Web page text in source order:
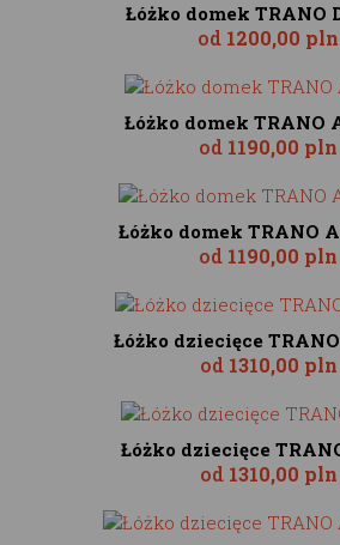
Łóżko domek TRANO
od 1200,00 pln
Łóżko domek TRANO
od 1190,00 pln
Łóżko domek TRANO
od 1190,00 pln
Łóżko dziecięce
od 1310,00 pln
Łóżko dziecięce
od 1310,00 pln